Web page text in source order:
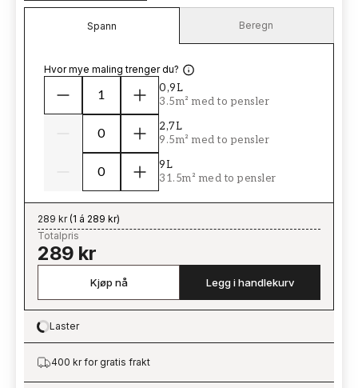
Spann Beregn
Hvor mye maling trenger du?
0,9L
3.5m² med to pensler
2,7L
9.5m² med to pensler
9L
31.5m² med to pensler
289 kr(1 á 289 kr)
Totalpris
289 kr
Kjøp nå Legg i handlekurv
Loading…
Laster
400 kr for gratis frakt